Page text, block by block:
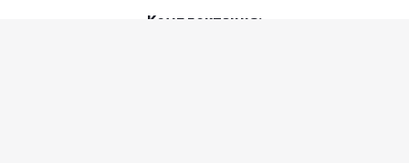
Комплектация: